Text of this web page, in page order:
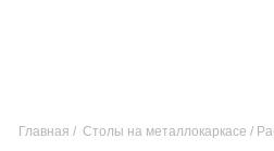
Главная Столы на металлокаркасе